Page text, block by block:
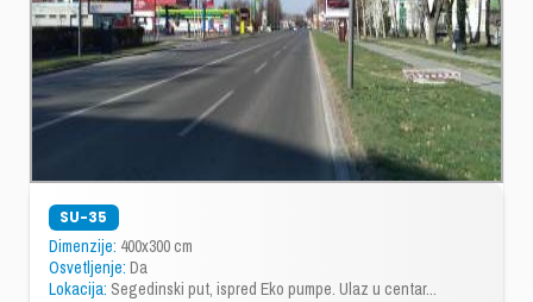
SU-35
Dimenzije: 400x300 cm
Osvetljenje: Da
Lokacija: Segedinski put, ispred Eko pumpe. Ulaz u centar...